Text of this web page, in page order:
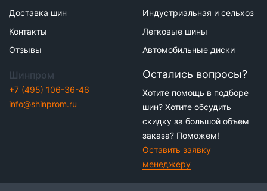
Доставка шин
Контакты
Отзывы
Индустриальная и сельхоз
Легковые шины
Автомобильные диски
Шинпром
+7 (495) 106-36-46
info@shinprom.ru
Остались вопросы?
Хотите помощь в подборе
шин? Хотите обсудить
скидку за большой объем
заказа? Поможем!
Оставить заявку
менеджеру